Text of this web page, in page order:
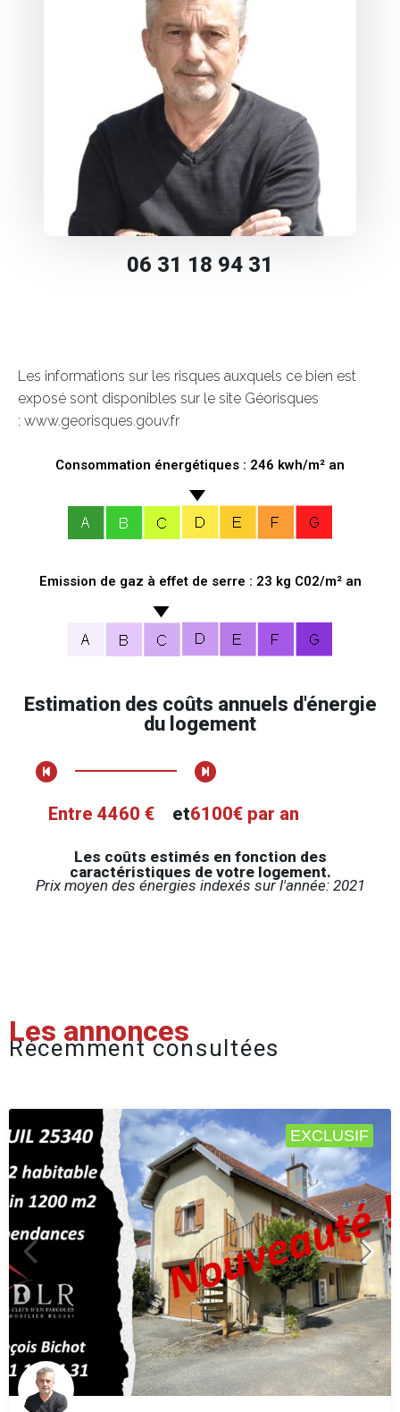
06 31 18 94 31
Les informations sur les risques auxquels ce bien est
exposé sont disponibles sur le site Géorisques
: www.georisques.gouv.fr
Consommation énergétiques : 246 kwh/m² an
Emission de gaz à effet de serre : 23 kg C02/m² an
Estimation des coûts annuels d'énergie
du logement
Entre 4460 € et6100€ par an
Les coûts estimés en fonction des
caractéristiques de votre logement.
Prix moyen des énergies indexés sur l'année: 2021
Les annonces
Récemment consultées
EXCLUSIF